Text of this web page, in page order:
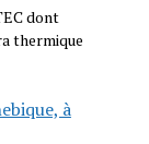
dont
thermique
à